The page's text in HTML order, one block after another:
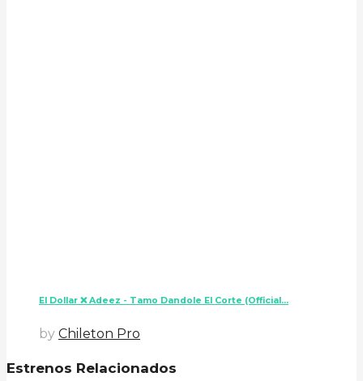
El Dollar ❌ Adeez - Tamo Dandole El Corte (Official...
by Chileton Pro
Estrenos Relacionados